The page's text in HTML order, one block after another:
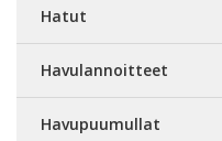
Hatut
Havulannoitteet
Havupuumullat